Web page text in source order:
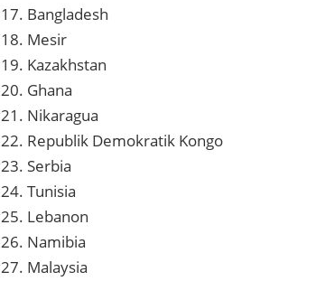
17. Bangladesh
18. Mesir
19. Kazakhstan
20. Ghana
21. Nikaragua
22. Republik Demokratik Kongo
23. Serbia
24. Tunisia
25. Lebanon
26. Namibia
27. Malaysia